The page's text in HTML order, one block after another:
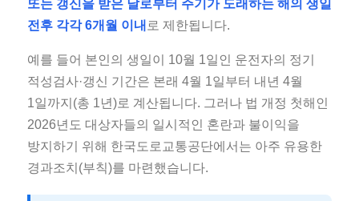
또는 갱신을 받은 날로부터 주기가 도래하는 해의 생일
전후 각각 6개월 이내 로 제한됩니다.
예를 들어 본인의 생일이 10월 1일인 운전자의 정기
적성검사·갱신 기간은 본래 4월 1일부터 내년 4월
1일까지(총 1년)로 계산됩니다. 그러나 법 개정 첫해인
2026년도 대상자들의 일시적인 혼란과 불이익을
방지하기 위해 한국도로교통공단에서는 아주 유용한
경과조치(부칙)를 마련했습니다.